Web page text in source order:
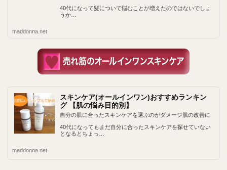
40代になって髪について悩むことが増えたのではないでしょ
うか…
maddonna.net
スキンケア(オールインワン)おすすめランキン
グ 【肌の悩み目的別】
自分の肌に合ったスキンケアを選ぶのがダメージ肌の改善に
40代になってもまだ自分に合ったスキンケアを探せていない
となるとちょっ…
maddonna.net